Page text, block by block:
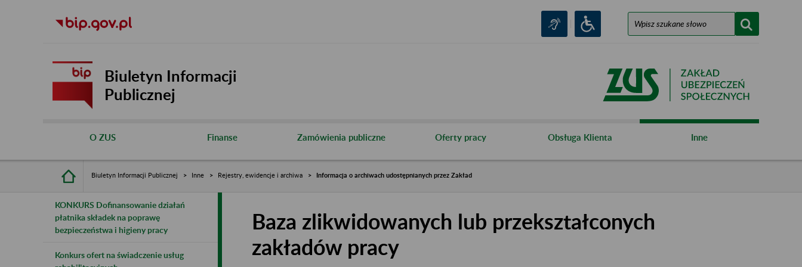
Biuletyn Informacji
Publicznej
O ZUS Finanse Zamówienia publiczne Oferty pracy Obsługa Klienta Inne
Biuletyn Informacji Publicznej Inne Rejestry, ewidencje i archiwa Informacja o archiwach udostępnianych przez Zakład
KONKURS Dofinansowanie działań
płatnika składek na poprawę
bezpieczeństwa i higieny pracy
Konkurs ofert na świadczenie usług
Baza zlikwidowanych lub przekształconych
zakładów pracy